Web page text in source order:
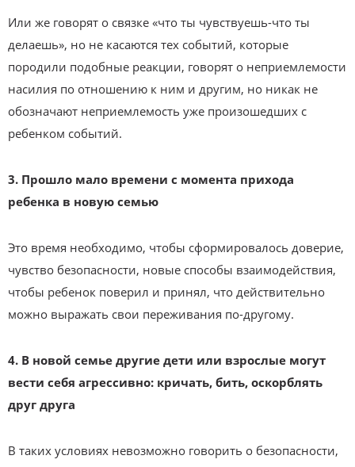
Или же говорят о связке «что ты чувствуешь-что ты
делаешь», но не касаются тех событий, которые
породили подобные реакции, говорят о неприемлемости
насилия по отношению к ним и другим, но никак не
обозначают неприемлемость уже произошедших с
ребенком событий.
3. Прошло мало времени с момента прихода
ребенка в новую семью
Это время необходимо, чтобы сформировалось доверие,
чувство безопасности, новые способы взаимодействия,
чтобы ребенок поверил и принял, что действительно
можно выражать свои переживания по-другому.
4. В новой семье другие дети или взрослые могут
вести себя агрессивно: кричать, бить, оскорблять
друг друга
В таких условиях невозможно говорить о безопасности,